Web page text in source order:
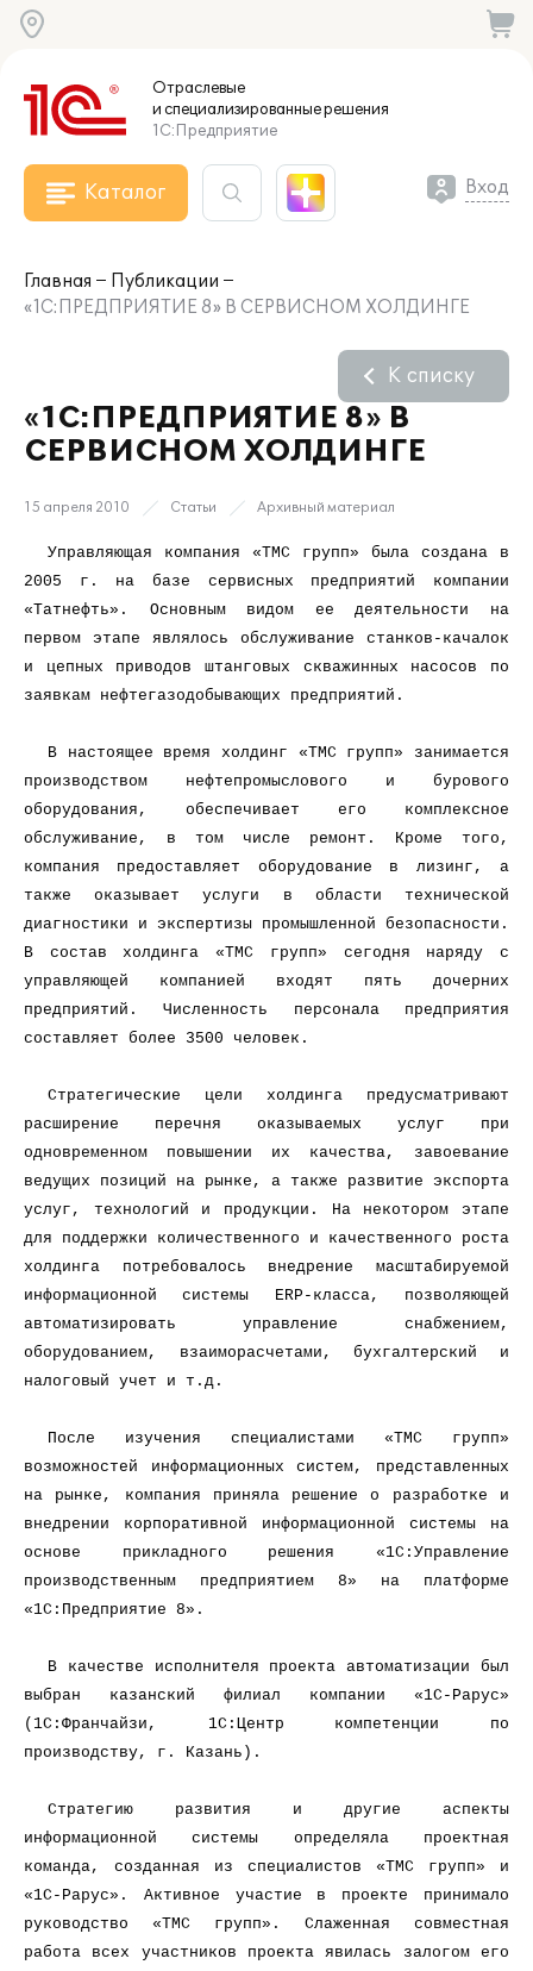
Отраслевые
и специализированныерешения
1С:Предприятие
Каталог Вход
Главная
Публикации
«1С:ПРЕДПРИЯТИЕ 8» В СЕРВИСНОМ ХОЛДИНГЕ
«1С:ПРЕДПРИЯТИЕ 8» В
СЕРВИСНОМ ХОЛДИНГЕ
К списку
15 апреля 2010 Статьи Архивный материал
Управляющая компания «ТМС групп» была создана в
2005 г. на базе сервисных предприятий компании
«Татнефть». Основным видом ее деятельности на
первом этапе являлось обслуживание станков-качалок
и цепных приводов штанговых скважинных насосов по
заявкам нефтегазодобывающих предприятий.
В настоящее время холдинг «ТМС групп» занимается
производством нефтепромыслового и бурового
оборудования, обеспечивает его комплексное
обслуживание, в том числе ремонт. Кроме того,
компания предоставляет оборудование в лизинг, а
также оказывает услуги в области технической
диагностики и экспертизы промышленной безопасности.
В состав холдинга «ТМС групп» сегодня наряду с
управляющей компанией входят пять дочерних
предприятий. Численность персонала предприятия
составляет более 3500 человек.
Стратегические цели холдинга предусматривают
расширение перечня оказываемых услуг при
одновременном повышении их качества, завоевание
ведущих позиций на рынке, а также развитие экспорта
услуг, технологий и продукции. На некотором этапе
для поддержки количественного и качественного роста
холдинга потребовалось внедрение масштабируемой
информационной системы ERP-класса, позволяющей
автоматизировать управление снабжением,
оборудованием, взаиморасчетами, бухгалтерский и
налоговый учет и т.д.
После изучения специалистами «ТМС групп»
возможностей информационных систем, представленных
на рынке, компания приняла решение о разработке и
внедрении корпоративной информационной системы на
основе прикладного решения «1С:Управление
производственным предприятием 8» на платформе
«1С:Предприятие 8».
В качестве исполнителя проекта автоматизации был
выбран казанский филиал компании «1С-Рарус»
(1С:Франчайзи, 1С:Центр компетенции по
производству, г. Казань).
Стратегию развития и другие аспекты
информационной системы определяла проектная
команда, созданная из специалистов «ТМС групп» и
«1С-Рарус». Активное участие в проекте принимало
руководство «ТМС групп». Слаженная совместная
работа всех участников проекта явилась залогом его